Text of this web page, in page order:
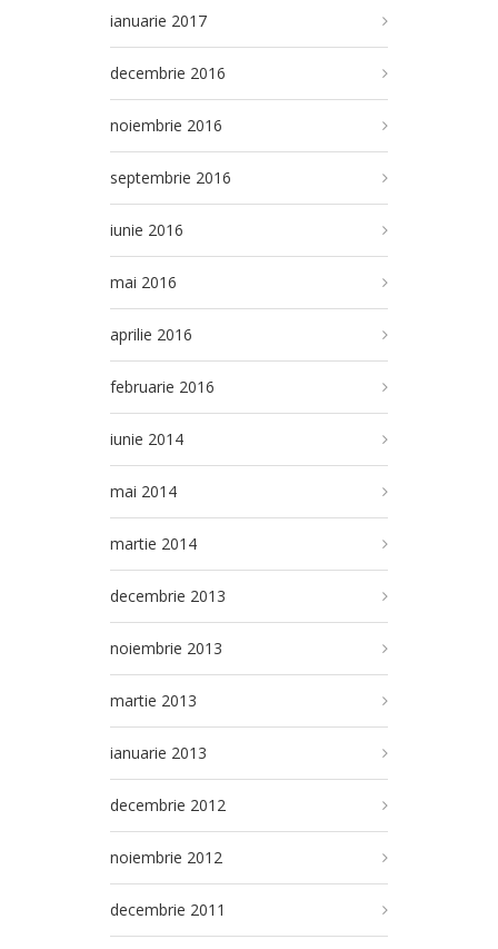
ianuarie 2017
decembrie 2016
noiembrie 2016
septembrie 2016
iunie 2016
mai 2016
aprilie 2016
februarie 2016
iunie 2014
mai 2014
martie 2014
decembrie 2013
noiembrie 2013
martie 2013
ianuarie 2013
decembrie 2012
noiembrie 2012
decembrie 2011